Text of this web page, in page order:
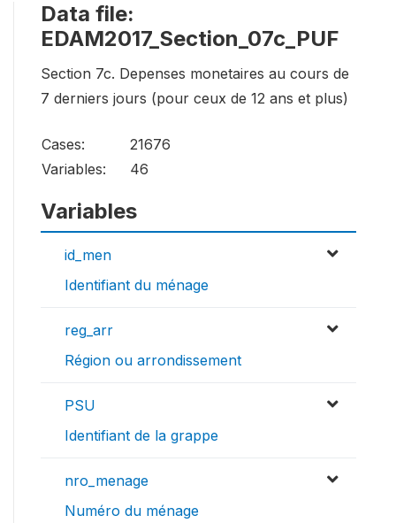
Data file:
EDAM2017_Section_07c_PUF
Section 7c. Depenses monetaires au cours de
7 derniers jours (pour ceux de 12 ans et plus)
Cases:
21676
Variables:
46
Variables
id_men
Identifiant du ménage
reg_arr
Région ou arrondissement
PSU
Identifiant de la grappe
nro_menage
Numéro du ménage